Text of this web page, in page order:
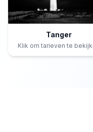
Tanger
Klik om tarieven te